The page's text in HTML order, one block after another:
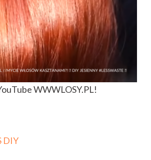
WWWLOSY.PL!
DIY